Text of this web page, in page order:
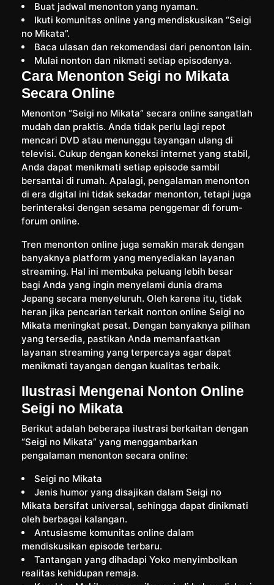
Buat jadwal menonton yang nyaman.
Ikuti komunitas online yang mendiskusikan “Seigi
no Mikata”.
Baca ulasan dan rekomendasi dari penonton lain.
Mulai nonton dan nikmati setiap episodenya.
Cara Menonton Seigi no Mikata
Secara Online
Menonton “Seigi no Mikata” secara online sangatlah
mudah dan praktis. Anda tidak perlu lagi repot
mencari DVD atau menunggu tayangan ulang di
televisi. Cukup dengan koneksi internet yang stabil,
Anda dapat menikmati setiap episode sambil
bersantai di rumah. Apalagi, pengalaman menonton
di era digital ini tidak sekadar menonton, tetapi juga
berinteraksi dengan sesama penggemar di forum-
forum online.
Tren menonton online juga semakin marak dengan
banyaknya platform yang menyediakan layanan
streaming. Hal ini membuka peluang lebih besar
bagi Anda yang ingin menyelami dunia drama
Jepang secara menyeluruh. Oleh karena itu, tidak
heran jika pencarian terkait nonton online Seigi no
Mikata meningkat pesat. Dengan banyaknya pilihan
yang tersedia, pastikan Anda memanfaatkan
layanan streaming yang terpercaya agar dapat
menikmati tayangan dengan kualitas terbaik.
Ilustrasi Mengenai Nonton Online
Seigi no Mikata
Berikut adalah beberapa ilustrasi berkaitan dengan
“Seigi no Mikata” yang menggambarkan
pengalaman menonton secara online:
Seigi no Mikata
Jenis humor yang disajikan dalam Seigi no
Mikata bersifat universal, sehingga dapat dinikmati
oleh berbagai kalangan.
Antusiasme komunitas online dalam
mendiskusikan episode terbaru.
Tantangan yang dihadapi Yoko menyimbolkan
realitas kehidupan remaja.